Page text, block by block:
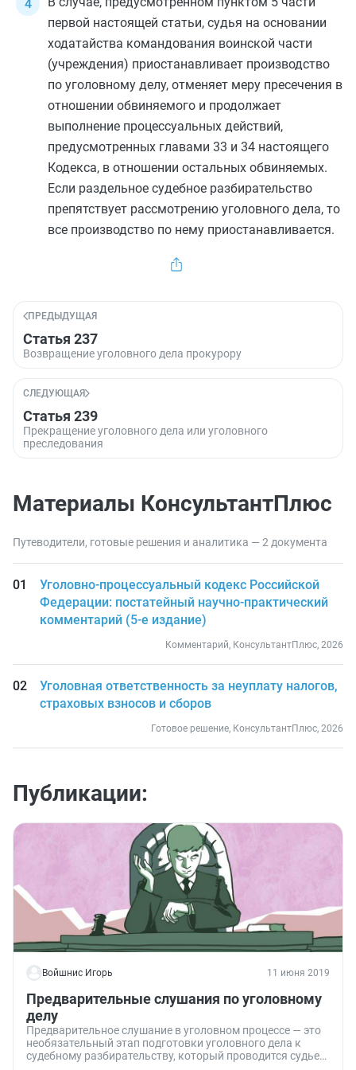
первой настоящей статьи, судья на основании
ходатайства командования воинской части
(учреждения) приостанавливает производство
по уголовному делу, отменяет меру пресечения в
отношении обвиняемого и продолжает
выполнение процессуальных действий,
предусмотренных главами 33 и 34 настоящего
Кодекса, в отношении остальных обвиняемых.
Если раздельное судебное разбирательство
препятствует рассмотрению уголовного дела, то
все производство по нему приостанавливается.
ПРЕДЫДУЩАЯ
Статья 237
Возвращение уголовного дела прокурору
СЛЕДУЮЩАЯ
Статья 239
Прекращение уголовного дела или уголовного
преследования
Материалы КонсультантПлюс
Путеводители, готовые решения и аналитика — 2 документа
Уголовно-процессуальный кодекс Российской
Федерации: постатейный научно-практический
комментарий (5-е издание)
Комментарий, КонсультантПлюс, 2026
Уголовная ответственность за неуплату налогов,
страховых взносов и сборов
Готовое решение, КонсультантПлюс, 2026
Публикации:
Войшнис Игорь 11 июня 2019
Предварительные слушания по уголовному
делу
Предварительное слушание в уголовном процессе — это
необязательный этап подготовки уголовного дела к
судебному разбирательству, который проводится судьей